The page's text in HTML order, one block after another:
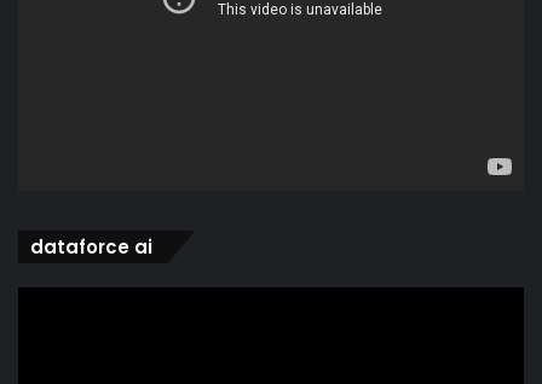
dataforce ai